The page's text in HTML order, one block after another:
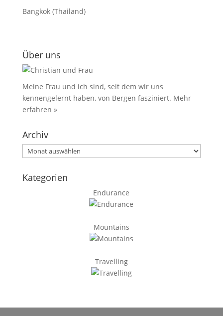
Bangkok (Thailand)
Über uns
Meine Frau und ich sind, seit dem wir uns
kennengelernt haben, von Bergen fasziniert. Mehr
erfahren »
Archiv
Archiv
Kategorien
Endurance
Mountains
Travelling